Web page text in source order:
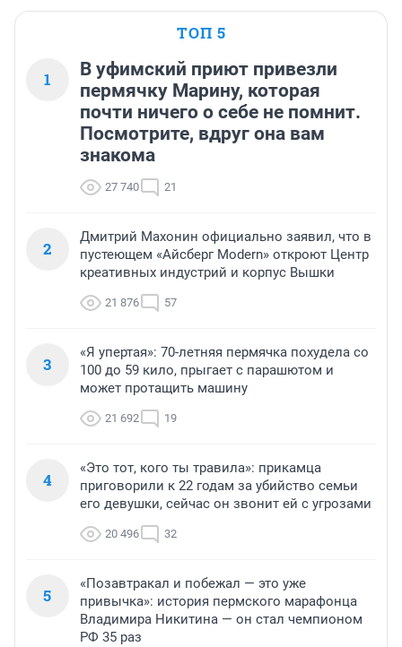
ТОП 5
1
В уфимский приют привезли
пермячку Марину, которая
почти ничего о себе не помнит.
Посмотрите, вдруг она вам
знакома
27 740 21
2
Дмитрий Махонин официально заявил, что в
пустеющем «Айсберг Modern» откроют Центр
креативных индустрий и корпус Вышки
21 876 57
3
«Я упертая»: 70-летняя пермячка похудела со
100 до 59 кило, прыгает с парашютом и
может протащить машину
21 692 19
4
«Это тот, кого ты травила»: прикамца
приговорили к 22 годам за убийство семьи
его девушки, сейчас он звонит ей с угрозами
20 496 32
5
«Позавтракал и побежал — это уже
привычка»: история пермского марафонца
Владимира Никитина — он стал чемпионом
РФ 35 раз